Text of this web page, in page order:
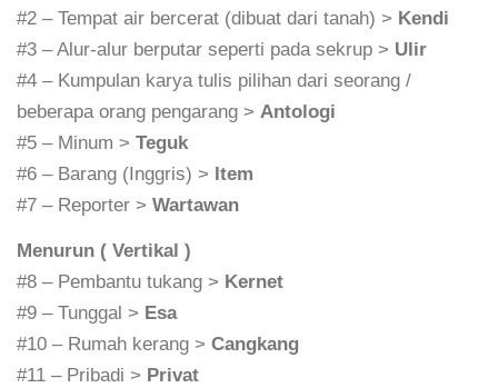
#2 – Tempat air bercerat (dibuat dari tanah) > Kendi
#3 – Alur-alur berputar seperti pada sekrup > Ulir
#4 – Kumpulan karya tulis pilihan dari seorang /
beberapa orang pengarang > Antologi
#5 – Minum > Teguk
#6 – Barang (Inggris) > Item
#7 – Reporter > Wartawan
Menurun ( Vertikal )
#8 – Pembantu tukang > Kernet
#9 – Tunggal > Esa
#10 – Rumah kerang > Cangkang
#11 – Pribadi > Privat